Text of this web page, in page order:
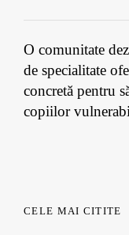
O comunitate
de specialitate
concretă pentru
copiilor
CELE MAI CITITE